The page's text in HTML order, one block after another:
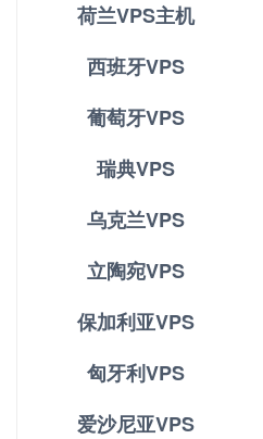
荷兰VPS主机
西班牙VPS
葡萄牙VPS
瑞典VPS
乌克兰VPS
立陶宛VPS
保加利亚VPS
匈牙利VPS
爱沙尼亚VPS